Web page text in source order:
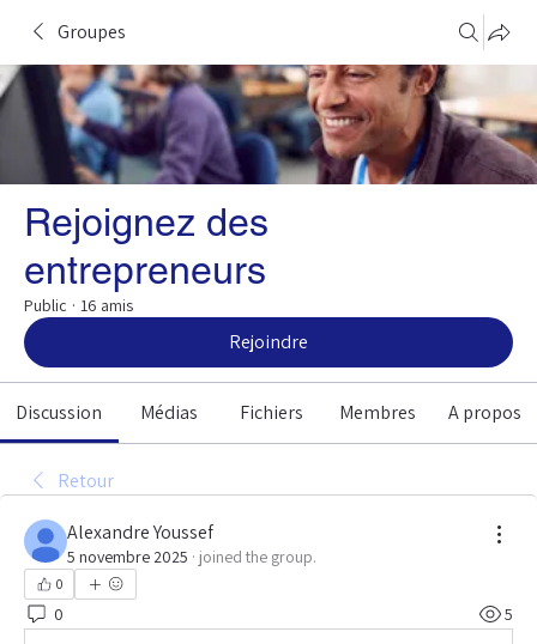
Groupes
Rejoignez des
entrepreneurs
Public · 16 amis
Rejoindre
Discussion Médias Fichiers Membres A propos
Retour
Alexandre Youssef
5 novembre 2025 · joined the group.
0
0 5